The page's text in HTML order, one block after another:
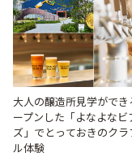
大人の醸造所見学がで
ープンした「よなよなビ
ズ」でとっておきのクラ
ル体験